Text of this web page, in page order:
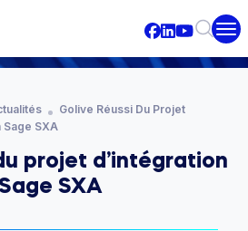
Golive Réussi Du Projet
Sage SXA
projet d’intégration
SXA